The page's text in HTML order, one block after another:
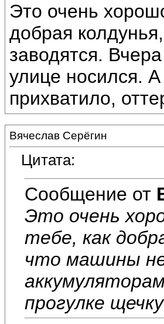
Это очень
добрая
заводятся.
улице носился.
прихватило,
Вячеслав Серёгин
Цитата:
Сообщение от
Это очень
тебе, как
что машины не
прогулке